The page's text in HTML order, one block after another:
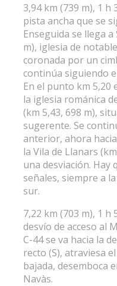
3,94 km (739 m), 1 h
pista ancha que se
Enseguida se llega a
m), iglesia de
coronada por un
continúa siguiendo
En el punto km 5,20
la iglesia románica
(km 5,43, 698 m),
sugerente. Se
anterior, ahora
la Vila de Llanars
una desviación. Hay
señales, siempre a
sur.
7,22 km (703 m), 1 h
desvío de acceso al
C-44 se va hacia la
recto (S), atraviesa
bajada, desemboca
Navàs.